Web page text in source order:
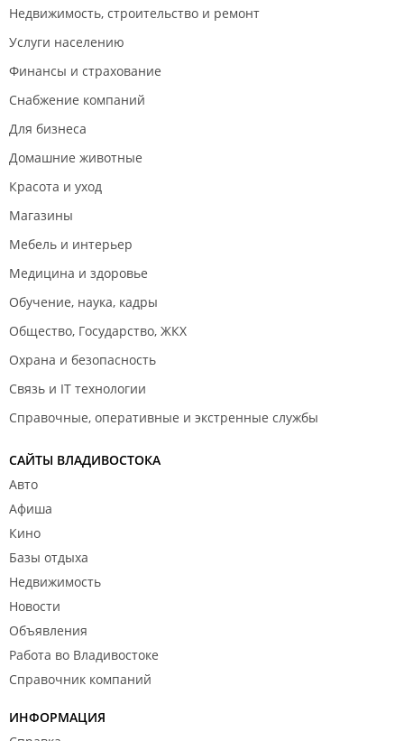
Недвижимость, строительство и ремонт
Услуги населению
Финансы и страхование
Снабжение компаний
Для бизнеса
Домашние животные
Красота и уход
Магазины
Мебель и интерьер
Медицина и здоровье
Обучение, наука, кадры
Общество, Государство, ЖКХ
Охрана и безопасность
Связь и IT технологии
Справочные, оперативные и экстренные службы
САЙТЫ ВЛАДИВОСТОКА
Авто
Афиша
Кино
Базы отдыха
Недвижимость
Новости
Объявления
Работа во Владивостоке
Справочник компаний
ИНФОРМАЦИЯ